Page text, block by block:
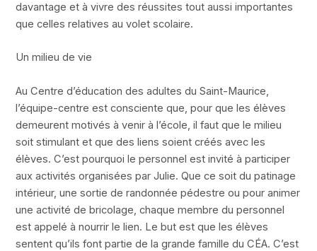
davantage et à vivre des réussites tout aussi importantes
que celles relatives au volet scolaire.
Un milieu de vie
Au Centre d’éducation des adultes du Saint-Maurice,
l’équipe-centre est consciente que, pour que les élèves
demeurent motivés à venir à l’école, il faut que le milieu
soit stimulant et que des liens soient créés avec les
élèves. C’est pourquoi le personnel est invité à participer
aux activités organisées par Julie. Que ce soit du patinage
intérieur, une sortie de randonnée pédestre ou pour animer
une activité de bricolage, chaque membre du personnel
est appelé à nourrir le lien. Le but est que les élèves
sentent qu’ils font partie de la grande famille du CÉA. C’est